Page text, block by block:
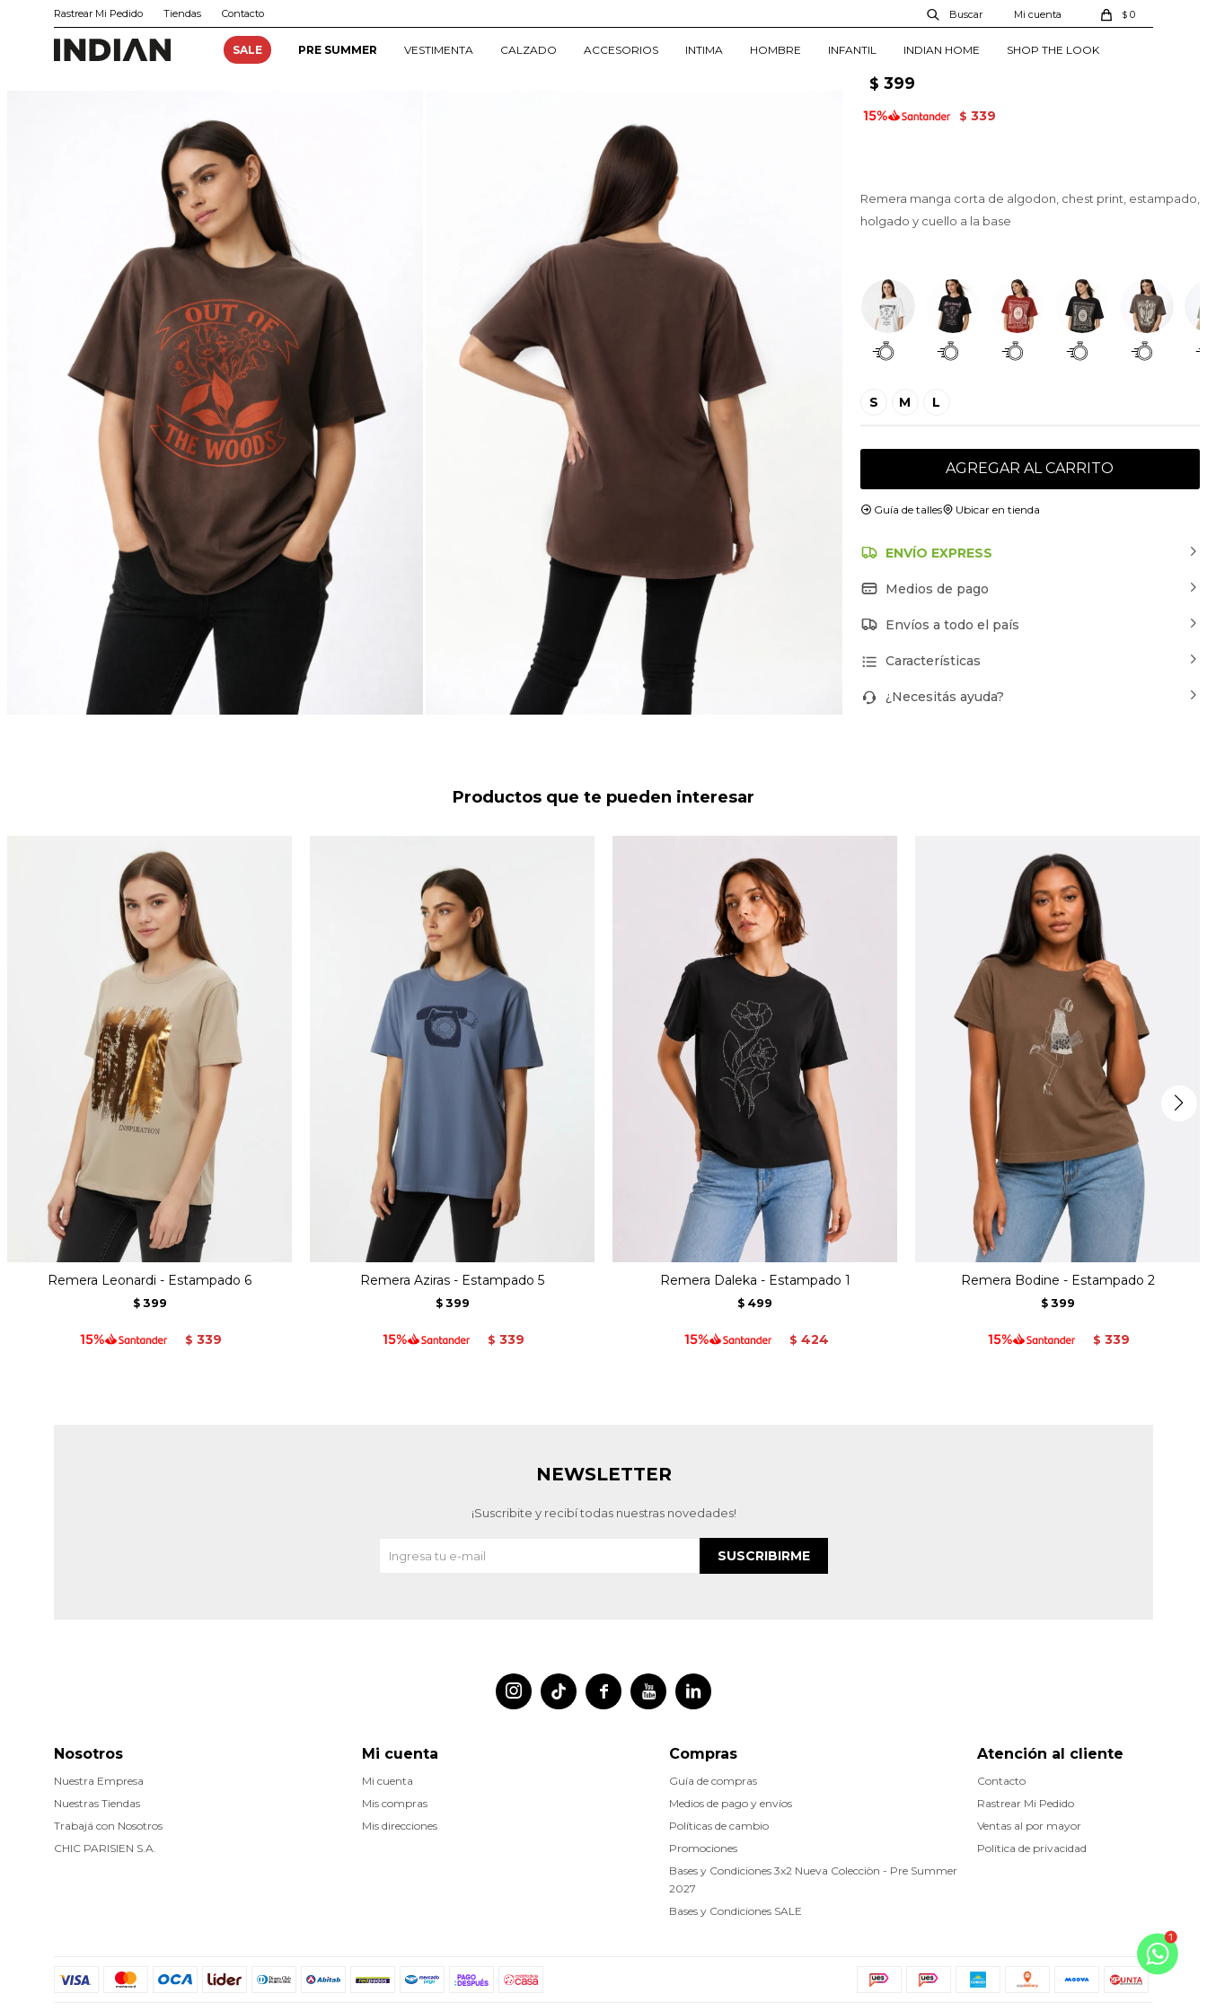
SALE PRE SUMMER VESTIMENTA CALZADO ACCESORIOS INTIMA HOMBRE INFANTIL INDIAN HOME SHOP THE LOOK
$ 0
Rastrear Mi Pedido Tiendas Contacto
Remera Cervera -
Estampado 8
01350392002008
$ 399
$ 339
Remera manga corta de algodon, chest print, estampado,
holgado y cuello a la base
S M L
AGREGAR AL CARRITO
Guía de talles Ubicar en tienda
ENVÍO EXPRESS
Medios de pago
Envíos a todo el país
Características
¿Necesitás ayuda?
Productos que te pueden interesar
Remera Leonardi - Estampado 6
$ 399
$ 339
Remera Aziras - Estampado 5
$ 399
$ 339
Remera Daleka - Estampado 1
$ 499
$ 424
Remera Bodine - Estampado 2
$ 399
$ 339
 
 
Atención al cliente
Contacto
Rastrear Mi Pedido
Ventas al por mayor
Política de privacidad
Nosotros
Nuestra Empresa
Nuestras Tiendas
Trabajá con Nosotros
CHIC PARISIEN S.A.
Compras
Guía de compras
Medios de pago y envíos
Políticas de cambio
Promociones
Bases y Condiciones 3x2 Nueva Colecciòn - Pre Summer
2027
Bases y Condiciones SALE
Mi cuenta
Mi cuenta
Mis compras
Mis direcciones
NEWSLETTER
¡Suscribite y recibí todas nuestras novedades!
SUSCRIBIRME